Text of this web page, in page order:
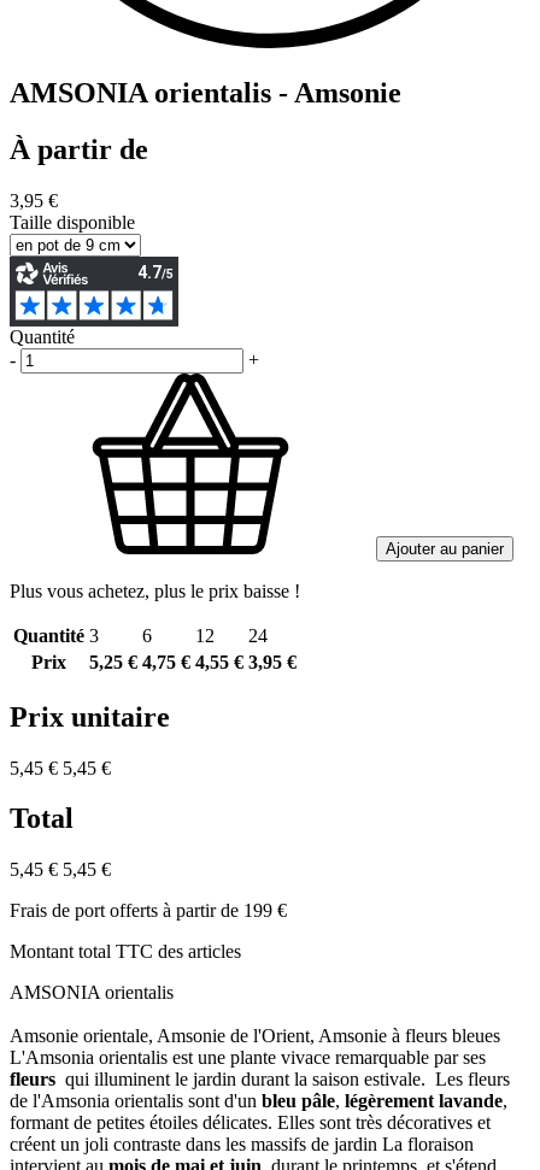
AMSONIA orientalis - Amsonie
À partir de
3,95 €
Taille disponible
Quantité
-
+
Ajouter au panier
Plus vous achetez, plus le prix baisse !
Quantité 3 6 12
24
Prix
5,25 € 4,75 € 4,55 € 3,95 €
Prix unitaire
5,45 € 5,45 €
Total
5,45 € 5,45 €
Frais de port offerts à partir de 199 €
Montant total TTC des articles
AMSONIA orientalis
Amsonie orientale, Amsonie de l'Orient, Amsonie à fleurs bleues
L'Amsonia orientalis est une plante vivace remarquable par ses
fleurs qui illuminent le jardin durant la saison estivale. Les fleurs
de l'Amsonia orientalis sont d'un bleu pâle, légèrement lavande,
formant de petites étoiles délicates. Elles sont très décoratives et
créent un joli contraste dans les massifs de jardin La floraison